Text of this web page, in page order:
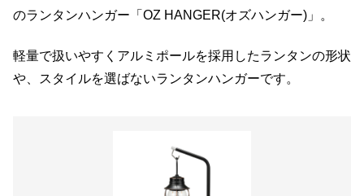
のランタンハンガー「OZ HANGER(オズハンガー)」。
軽量で扱いやすくアルミポールを採用したランタンの形状
や、スタイルを選ばないランタンハンガーです。